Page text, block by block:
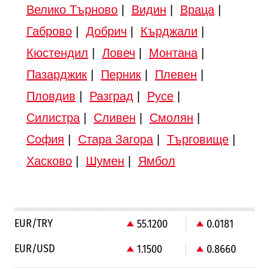
Велико Търново| Видин Враца|
Габрово| Добрич Кърджали
Кюстендил
Ловеч Монтана|
Пазарджик| Перник| Плевен
Пловдив
Разград Русе|
Силистра| Сливен Смолян
София
Стара Загора| Търговище|
Хасково| Шумен Ямбол
EUR/TRY 55.1200
0.0181
EUR/USD
1.1500 0.8660